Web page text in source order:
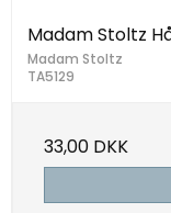
Madam Stoltz
Madam Stoltz
TA5129
33,00 DKK